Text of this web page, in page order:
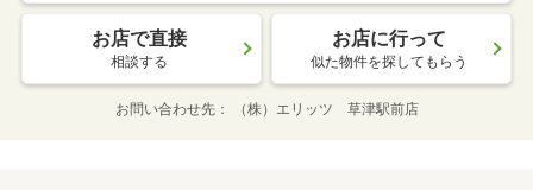
お店で直接
相談する
お店に行って
似た物件を探してもらう
お問い合わせ先 （株）エリッツ 草津駅前店